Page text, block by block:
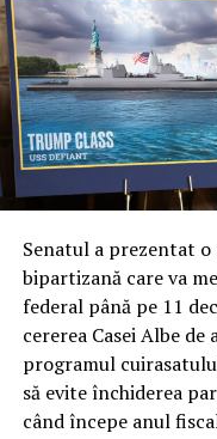
Senatul a prezentat
bipartizană care va
federal până pe 11
cererea Casei Albe
programul
să evite închiderea
când începe anul